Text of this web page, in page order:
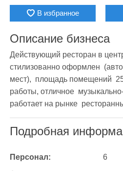
В избранное
Описание бизнеса
Действующий ресторан в
стилизованно оформлен
мест),  площадь помещений
работы, отличное
работает на рынке
Подробная
Персонал: 6